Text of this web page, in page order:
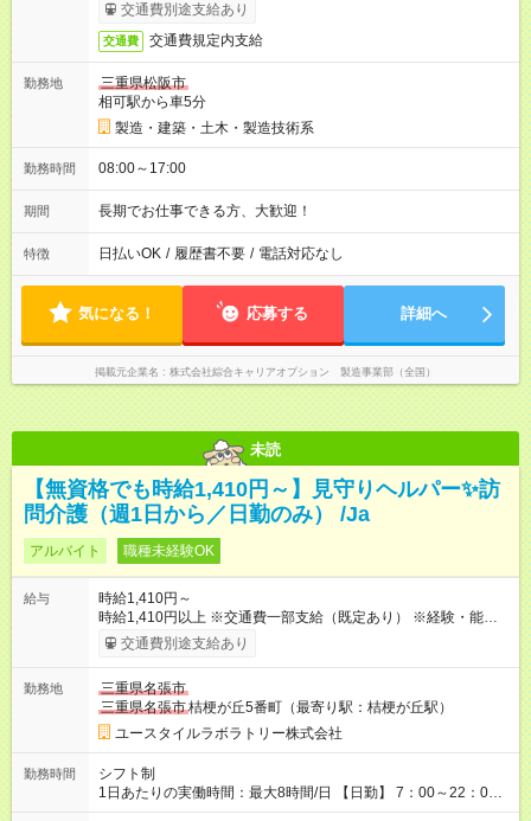
交通費別途支給あり
交通費 交通費規定内支給
勤務地
三重県松阪市
相可駅から車5分
製造・建築・土木・製造技術系
勤務時間 08:00～17:00
期間 長期でお仕事できる方、大歓迎！
特徴 日払いOK / 履歴書不要 / 電話対応なし
気になる！ 応募する 詳細へ
掲載元企業名 株式会社綜合キャリアオプション 製造事業部（全国）
未読
【無資格でも時給1,410円～】見守りヘルパー✨訪
問介護（週1日から／日勤のみ） /Ja
アルバイト 職種未経験OK
給与
時給1,410円～
時給1,410円以上 ※交通費一部支給（既定あり） ※経験・能力を
考慮して決定します 【収入例】 週1回勤務の場合：1,410円×8時
間×4回=4万5,120円 週3回勤務の場合：1,410円×8時間×12回
5,600円 【試用期間】試用期間あり 試用期間の長さ：2ヶ月
※ 雇用形態と給与に、本採用時と異なる部分があります。 雇用
形態：本採用時と同じです。 給与：時給 1,090円以上
交通費別途支給あり
勤務地
三重県名張市
三重県名張市桔梗が丘5番町（最寄り駅：桔梗が丘駅）
ユースタイルラボラトリー株式会社
勤務時間
シフト制
1日あたりの実働時間：最大8時間/日 【日勤】 7：00～22：00
の間で8時間勤務（休憩時間は法定通り） ※週1日～OK ／ 夜勤